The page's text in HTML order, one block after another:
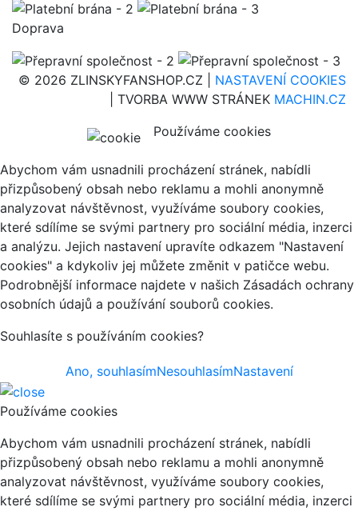
Doprava
© 2026 ZLINSKYFANSHOP.CZ | NASTAVENÍ COOKIES
| TVORBA WWW STRÁNEK MACHIN.CZ
Používáme cookies
Abychom vám usnadnili procházení stránek, nabídli
přizpůsobený obsah nebo reklamu a mohli anonymně
analyzovat návštěvnost, využíváme soubory cookies,
které sdílíme se svými partnery pro sociální média, inzerci
a analýzu. Jejich nastavení upravíte odkazem "Nastavení
cookies" a kdykoliv jej můžete změnit v patičce webu.
Podrobnější informace najdete v našich Zásadách ochrany
osobních údajů a používání souborů cookies.
Souhlasíte s používáním cookies?
Ano, souhlasímNesouhlasímNastavení
Používáme cookies
Abychom vám usnadnili procházení stránek, nabídli
přizpůsobený obsah nebo reklamu a mohli anonymně
analyzovat návštěvnost, využíváme soubory cookies,
které sdílíme se svými partnery pro sociální média, inzerci